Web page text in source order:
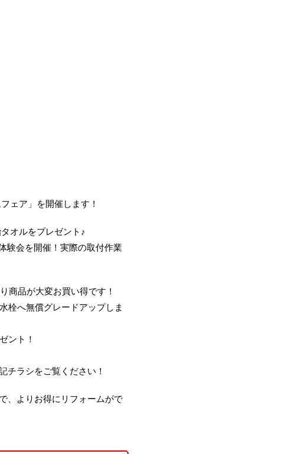
ェア」を開催します！
オルをプレゼント♪
験会を開催！実際の取付作業
商品が大変お買い得です！
栓へ無償グレードアップしま
ント！
チラシをご覧ください！
、よりお得にリフォームがで